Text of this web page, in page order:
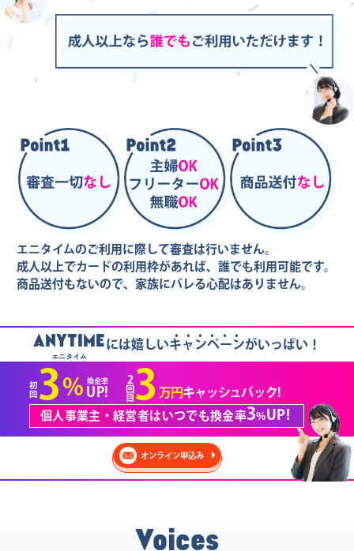
エニタイムのご利用に際して審査は行いません。
成人以上でカードの利用枠があれば、誰でも利用可能です。
商品送付もないので、家族にバレる心配はありません。
ANYTIME
エニタイム
......
には嬉しいキャンペーンがいっぱい！
初
回 3 % 換金率
UP!
2
回
目3 万円キャッシュバック!
個人事業主・経営者はいつでも換金率3%UP!
オンライン申込み
Voices